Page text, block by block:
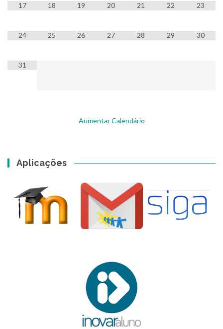
17 18 19 20 21 22 23
24 25 26 27 28 29 30
31
Aumentar Calendário
Aplicações